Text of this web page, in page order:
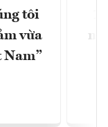
tôi
vừa
Nam”